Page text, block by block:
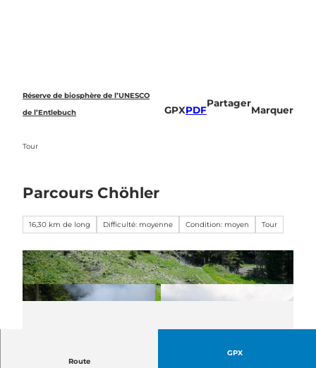
Réserve de biosphère de l’UNESCO
de l’Entlebuch
Tour
GPXPDF
Partager
Marquer
Parcours Chöhler
16,30 km de long Difficulté: moyenne Condition: moyen Tour
Route
GPX